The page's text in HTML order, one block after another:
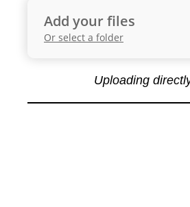
Add your files
Or select a folder
Uploading